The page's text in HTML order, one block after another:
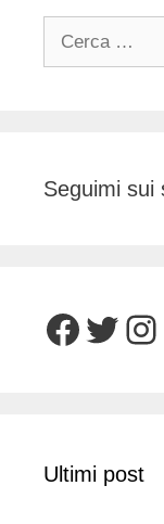
Seguimi sui
Ultimi post